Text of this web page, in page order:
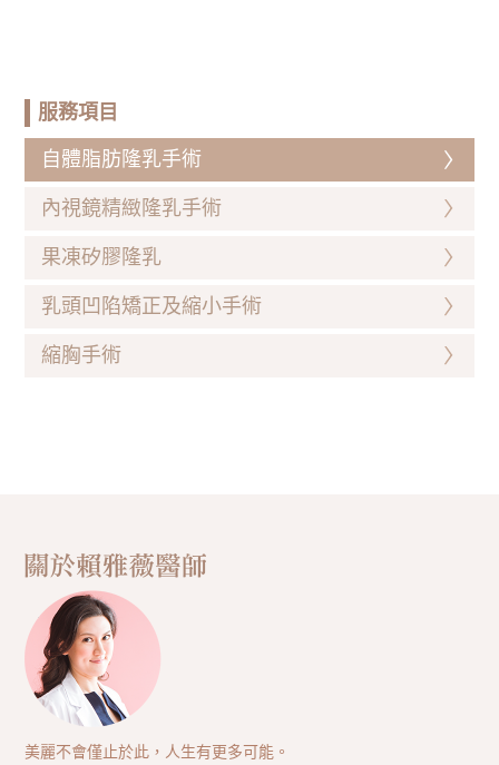
服務項目
自體脂肪隆乳手術
內視鏡精緻隆乳手術
果凍矽膠隆乳
乳頭凹陷矯正及縮小手術
縮胸手術
美麗不會僅止於此，人生有更多可能。